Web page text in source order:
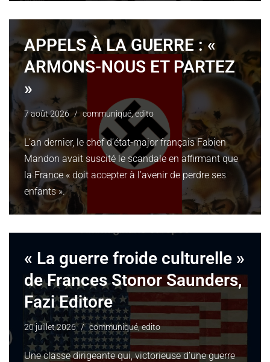
APPELS À LA GUERRE : «
ARMONS-NOUS ET PARTEZ
»
7 août 2026 communiqué,edito
L’an dernier, le chef d’état-major français Fabien
Mandon avait suscité le scandale en affirmant que
la France « doit accepter à l’avenir de perdre ses
enfants ».
« La guerre froide culturelle »
de Frances Stonor Saunders,
Fazi Editore
20 juillet 2026 communiqué,edito
Une classe dirigeante qui, victorieuse d’une guerre